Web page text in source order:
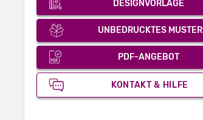
DESIGNVORLAGE
UNBEDRUCKTES MUSTER
PDF-ANGEBOT
KONTAKT & HILFE